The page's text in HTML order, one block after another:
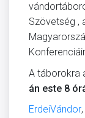
Szövetség ,
A táborokra
án este 8
ErdeiVándor,